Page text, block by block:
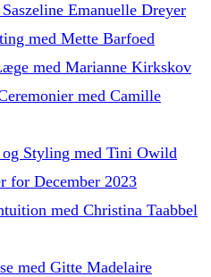
Emanuelle Dreyer
med Mette Barfoed
med Marianne Kirkskov
med Camille
Styling med Tini Owild
for December 2023
med Christina Taabbel
med Gitte Madelaire